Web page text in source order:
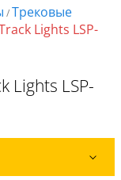
/Трековые
Lights LSP-
Lights LSP-